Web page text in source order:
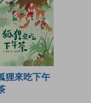
狸來吃下午